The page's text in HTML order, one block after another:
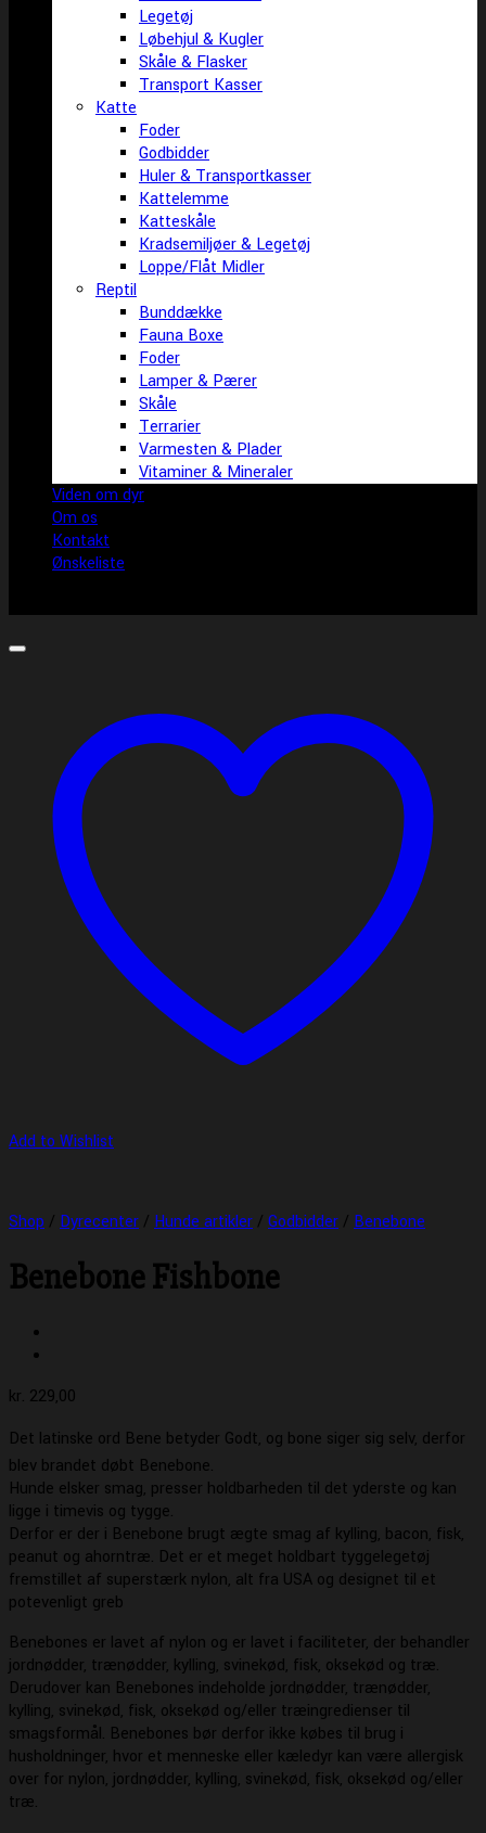
Legetøj
Løbehjul & Kugler
Skåle & Flasker
Transport Kasser
Katte
Foder
Godbidder
Huler & Transportkasser
Kattelemme
Katteskåle
Kradsemiljøer & Legetøj
Loppe/Flåt Midler
Reptil
Bunddække
Fauna Boxe
Foder
Lamper & Pærer
Skåle
Terrarier
Varmesten & Plader
Vitaminer & Mineraler
Viden om dyr
Om os
Kontakt
Ønskeliste
Add to Wishlist
Shop / Dyrecenter / Hunde artikler / Godbidder / Benebone
Benebone Fishbone
kr. 229,00
Det latinske ord Bene betyder Godt, og bone siger sig selv, derfor
blev brandet døbt Benebone.
Hunde elsker smag, presser holdbarheden til det yderste og kan
ligge i timevis og tygge.
Derfor er der i Benebone brugt ægte smag af kylling, bacon, fisk,
peanut og ahorntræ. Det er et meget holdbart tyggelegetøj
fremstillet af superstærk nylon, alt fra USA og designet til et
potevenligt greb
Benebones er lavet af nylon og er lavet i faciliteter, der behandler
jordnødder, trænødder, kylling, svinekød, fisk, oksekød og træ.
Derudover kan Benebones indeholde jordnødder, trænødder,
kylling, svinekød, fisk, oksekød og/eller træingredienser til
smagsformål. Benebones bør derfor ikke købes til brug i
husholdninger, hvor et menneske eller kæledyr kan være allergisk
over for nylon, jordnødder, kylling, svinekød, fisk, oksekød og/eller
træ.